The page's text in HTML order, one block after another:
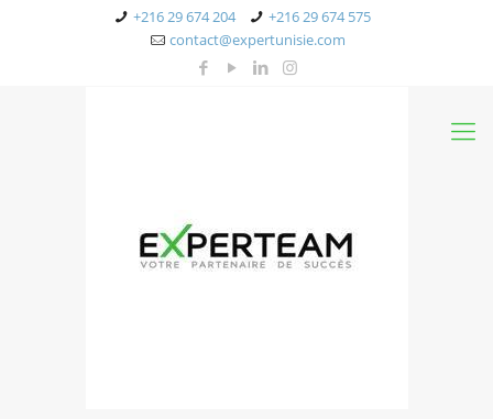
+216 29 674 204
+216 29 674 575
contact@expertunisie.com